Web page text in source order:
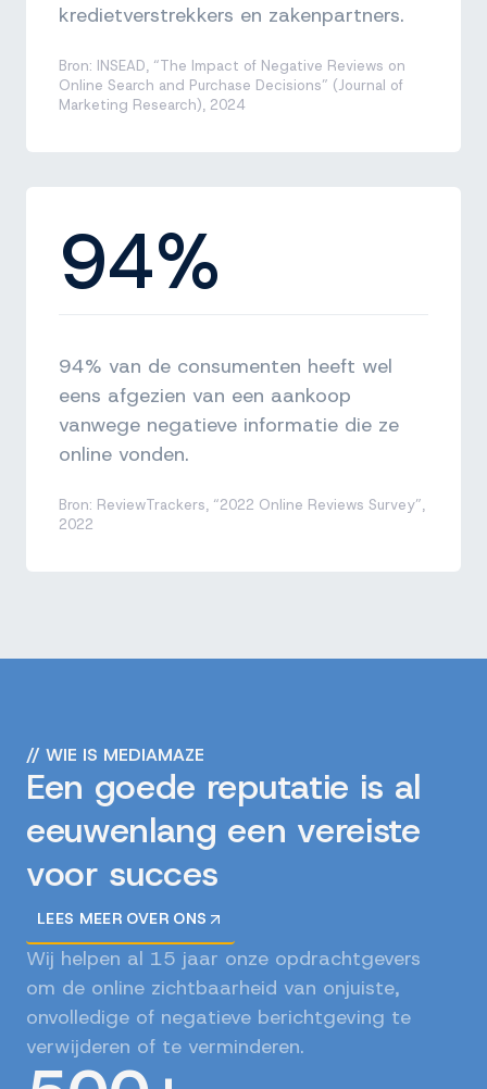
kredietverstrekkers en zakenpartners.
Bron: INSEAD, “The Impact of Negative Reviews on
Online Search and Purchase Decisions” (Journal of
Marketing Research), 2024
94%
94% van de consumenten heeft wel
eens afgezien van een aankoop
vanwege negatieve informatie die ze
online vonden.
Bron: ReviewTrackers, “2022 Online Reviews Survey”,
2022
// WIE IS MEDIAMAZE
Een goede reputatie is al
eeuwenlang een vereiste
voor succes
LEES MEER OVER ONS
Wij helpen al 15 jaar onze opdrachtgevers
om de online zichtbaarheid van onjuiste,
onvolledige of negatieve berichtgeving te
verwijderen of te verminderen.